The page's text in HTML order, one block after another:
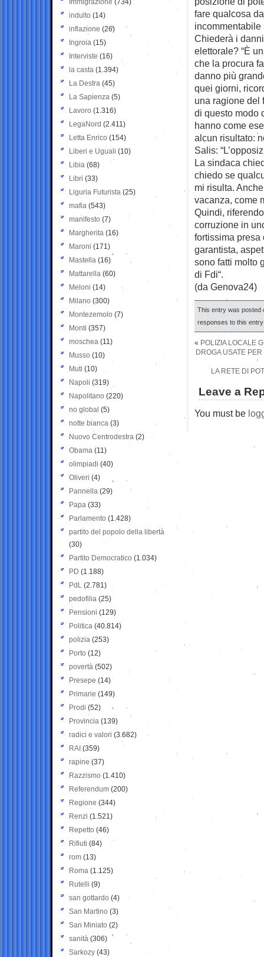
fare qualcosa
incommentabile
Chiederà i
elettorale? “È
che la procura
danno più
quei giorni,
una ragione del
di questo modo
hanno come
alcun risultato:
Salis:
La sindaca
chiedo se
mi risulta.
vacanza, come
Quindi,
corruzione in
fortissima presa
garantista,
sono fatti molto
di Fdi“.
(da Genova24)
This entry was posted
responses to this
« POLIZIA LOCALE
DROGA USATE
LA RETE DI
Leave a
You must be
Immigrazione (734)
indulto (14)
inflazione (26)
Ingroia (15)
Interviste (16)
la casta (1.394)
La Destra (45)
La Sapienza (5)
Lavoro (1.316)
LegaNord (2.411)
Letta Enrico (154)
Liberi e Uguali (10)
Libia (68)
Libri (33)
Liguria Futurista (25)
mafia (543)
manifesto (7)
Margherita (16)
Maroni (171)
Mastella (16)
Mattarella (60)
Meloni (14)
Milano (300)
Montezemolo (7)
Monti (357)
moschea (11)
Musso (10)
Muti (10)
Napoli (319)
Napolitano (220)
no global (5)
notte bianca (3)
Nuovo Centrodestra (2)
Obama (11)
olimpiadi (40)
Oliveri (4)
Pannella (29)
Papa (33)
Parlamento (1.428)
partito del popolo della libertà
(30)
Partito Democratico (1.034)
PD (1.188)
PdL (2.781)
pedofilia (25)
Pensioni (129)
Politica (40.814)
polizia (253)
Porto (12)
povertà (502)
Presepe (14)
Primarie (149)
Prodi (52)
Provincia (139)
radici e valori (3.682)
RAI (359)
rapine (37)
Razzismo (1.410)
Referendum (200)
Regione (344)
Renzi (1.521)
Repetto (46)
Rifiuti (84)
rom (13)
Roma (1.125)
Rutelli (9)
san gottardo (4)
San Martino (3)
San Miniato (2)
sanità (306)
Sarkozy (43)